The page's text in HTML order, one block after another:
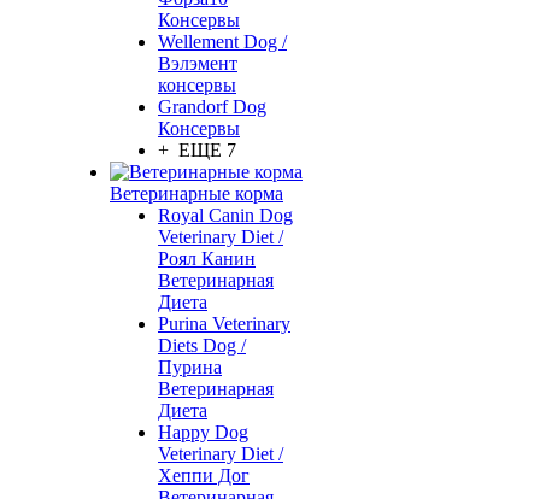
Консервы
Wellement Dog /
Вэлэмент
консервы
Grandorf Dog
Консервы
+ ЕЩЕ 7
Ветеринарные корма
Royal Canin Dog
Veterinary Diet /
Роял Канин
Ветеринарная
Диета
Purina Veterinary
Diets Dog /
Пурина
Ветеринарная
Диета
Happy Dog
Veterinary Diet /
Хеппи Дог